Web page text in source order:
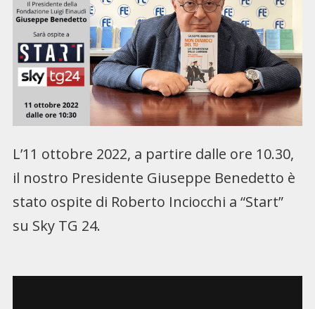
L’11 ottobre 2022, a partire dalle ore 10.30,
il nostro Presidente Giuseppe Benedetto è
stato ospite di Roberto Inciocchi a “Start”
su Sky TG 24.